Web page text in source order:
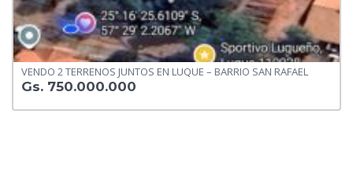
VENDO 2 TERRENOS JUNTOS EN LUQUE – BARRIO SAN RAFAEL
Gs. 750.000.000